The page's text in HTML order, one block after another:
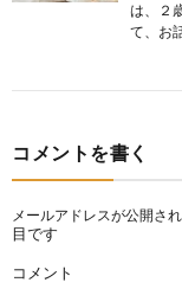
は、２
て、お
コメントを書く
メールアドレスが公開さ
目です
コメント